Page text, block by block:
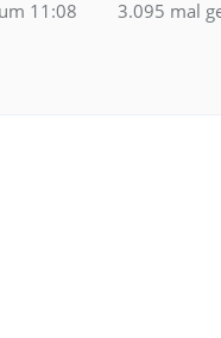
11:08 3.095 mal